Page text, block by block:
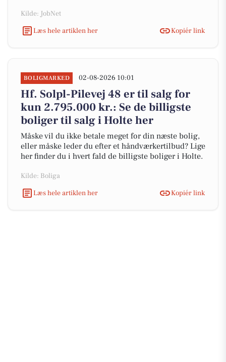
Kilde: JobNet
Læs hele artiklen her
Kopiér link
BOLIGMARKED 02-08-2026 10:01
Hf. Solpl-Pilevej 48 er til salg for
kun 2.795.000 kr.: Se de billigste
boliger til salg i Holte her
Måske vil du ikke betale meget for din næste bolig,
eller måske leder du efter et håndværkertilbud? Lige
her finder du i hvert fald de billigste boliger i Holte.
Kilde: Boliga
Læs hele artiklen her
Kopiér link